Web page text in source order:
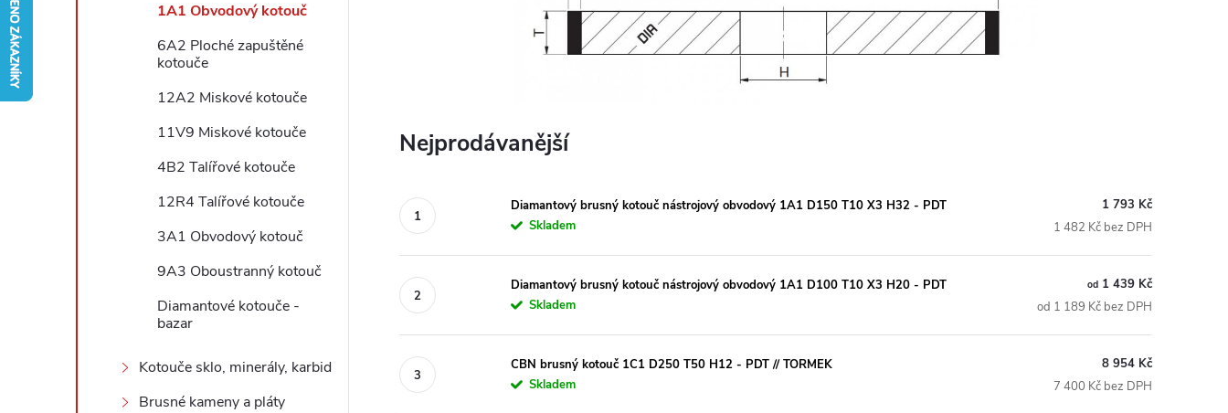
1A1 Obvodový kotouč
6A2 Ploché zapuštěné
kotouče
12A2 Miskové kotouče
11V9 Miskové kotouče
4B2 Talířové kotouče
12R4 Talířové kotouče
3A1 Obvodový kotouč
9A3 Oboustranný kotouč
Diamantové kotouče -
bazar
Kotouče sklo, minerály, karbid
Brusné kameny a pláty
Nejprodávanější
Diamantový brusný kotouč nástrojový obvodový 1A1 D150 T10 X3 H32 - PDT
Skladem
1 793 Kč
1 482 Kč bez DPH
Diamantový brusný kotouč nástrojový obvodový 1A1 D100 T10 X3 H20 - PDT
Skladem
od 1 439 Kč
od 1 189 Kč bez DPH
CBN brusný kotouč 1C1 D250 T50 H12 - PDT // TORMEK
Skladem
8 954 Kč
7 400 Kč bez DPH